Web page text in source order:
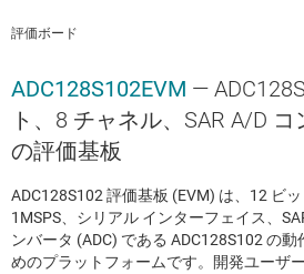
評価ボード
ADC128S102EVM —
ト、8 チャネル、SAR A/D コ
の評価基板
ADC128S102 評価基板 (EVM) は、12 ビッ
1MSPS、シリアル インターフェイス、
ンバータ (ADC) である ADC128S102 の
めのプラットフォームです。開発ユーザ